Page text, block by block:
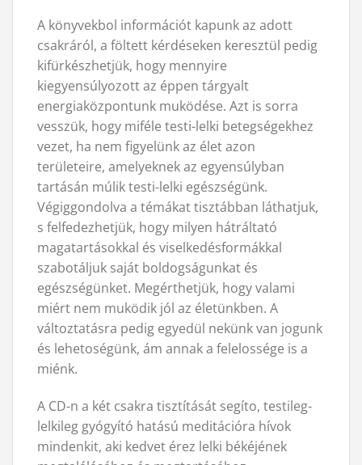
A könyvekbol információt kapunk az adott
csakráról, a föltett kérdéseken keresztül pedig
kifürkészhetjük, hogy mennyire
kiegyensúlyozott az éppen tárgyalt
energiaközpontunk muködése. Azt is sorra
vesszük, hogy miféle testi-lelki betegségekhez
vezet, ha nem figyelünk az élet azon
területeire, amelyeknek az egyensúlyban
tartásán múlik testi-lelki egészségünk.
Végiggondolva a témákat tisztábban láthatjuk,
s felfedezhetjük, hogy milyen hátráltató
magatartásokkal és viselkedésformákkal
szabotáljuk saját boldogságunkat és
egészségünket. Megérthetjük, hogy valami
miért nem muködik jól az életünkben. A
változtatásra pedig egyedül nekünk van jogunk
és lehetoségünk, ám annak a felelossége is a
miénk.
A CD-n a két csakra tisztítását segíto, testileg-
lelkileg gyógyító hatású meditációra hívok
mindenkit, aki kedvet érez lelki békéjének